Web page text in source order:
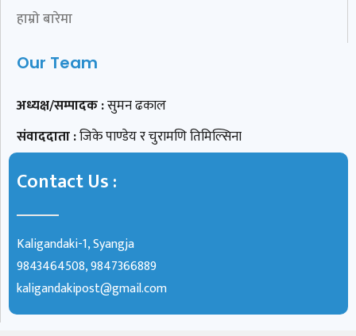
हाम्रो बारेमा
Our Team
अध्यक्ष/सम्पादक :सुमन ढकाल
संवाददाता :जिके पाण्डेय र चुरामणि तिमिल्सिना
Contact Us :
Kaligandaki-1, Syangja
9843464508, 9847366889
kaligandakipost@gmail.com